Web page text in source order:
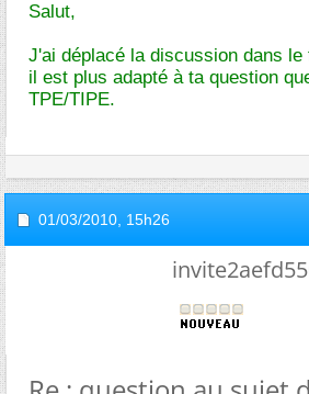
Salut,
J'ai déplacé la discussion dans
il est plus adapté à ta question
TPE/TIPE.
01/03/2010, 15h26